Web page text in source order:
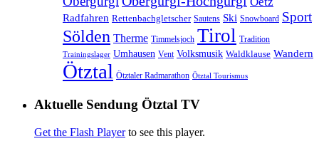
Radfahren Rettenbachgletscher Sautens Ski Snowboard Sport
Sölden Therme Timmelsjoch Tirol Tradition
Trainingslager Umhausen Vent Volksmusik Waldklause Wandern
Ötztal Ötztaler Radmarathon Ötztal Tourismus
Aktuelle Sendung Ötztal TV
Get the Flash Playerto see this player.